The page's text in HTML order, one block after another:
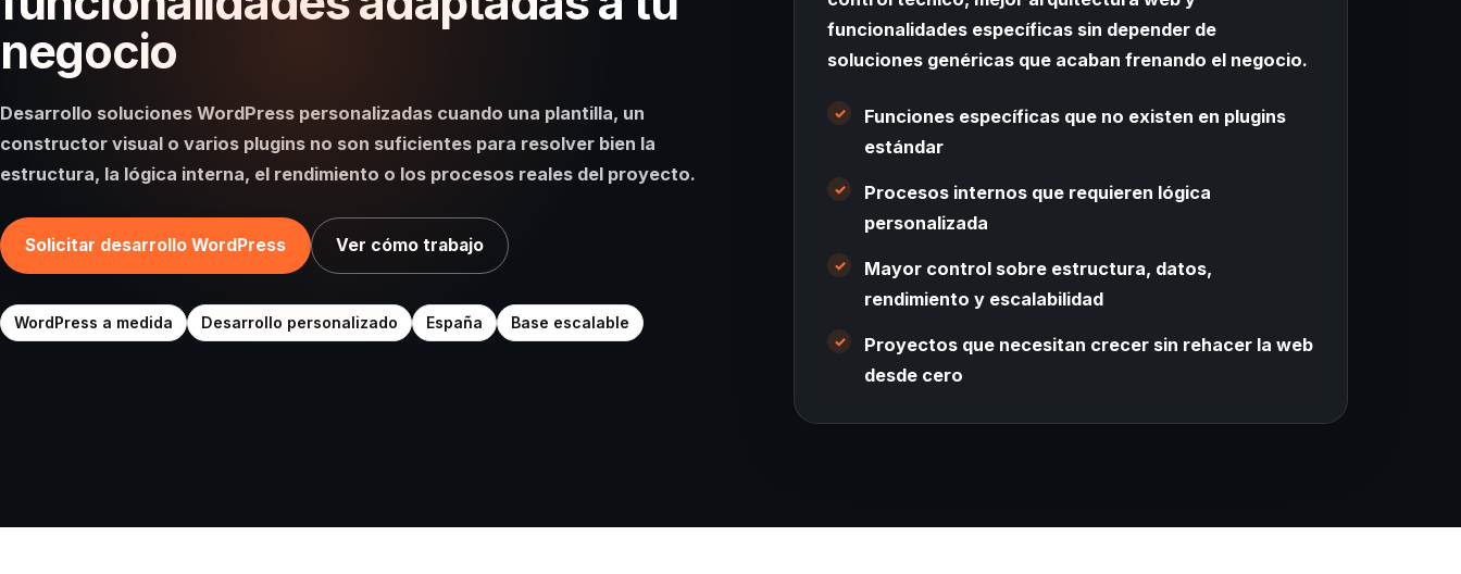
negocio
Desarrollo soluciones WordPress personalizadas cuando una plantilla, un
constructor visual o varios plugins no son suficientes para resolver bien la
estructura, la lógica interna, el rendimiento o los procesos reales del proyecto.
Solicitar desarrollo WordPress Ver cómo trabajo
WordPress a medida Desarrollo personalizado España Base escalable
funcionalidades específicas sin depender de
soluciones genéricas que acaban frenando el negocio.
Funciones específicas que no existen en plugins
estándar
Procesos internos que requieren lógica
personalizada
Mayor control sobre estructura, datos,
rendimiento y escalabilidad
Proyectos que necesitan crecer sin rehacer la web
desde cero